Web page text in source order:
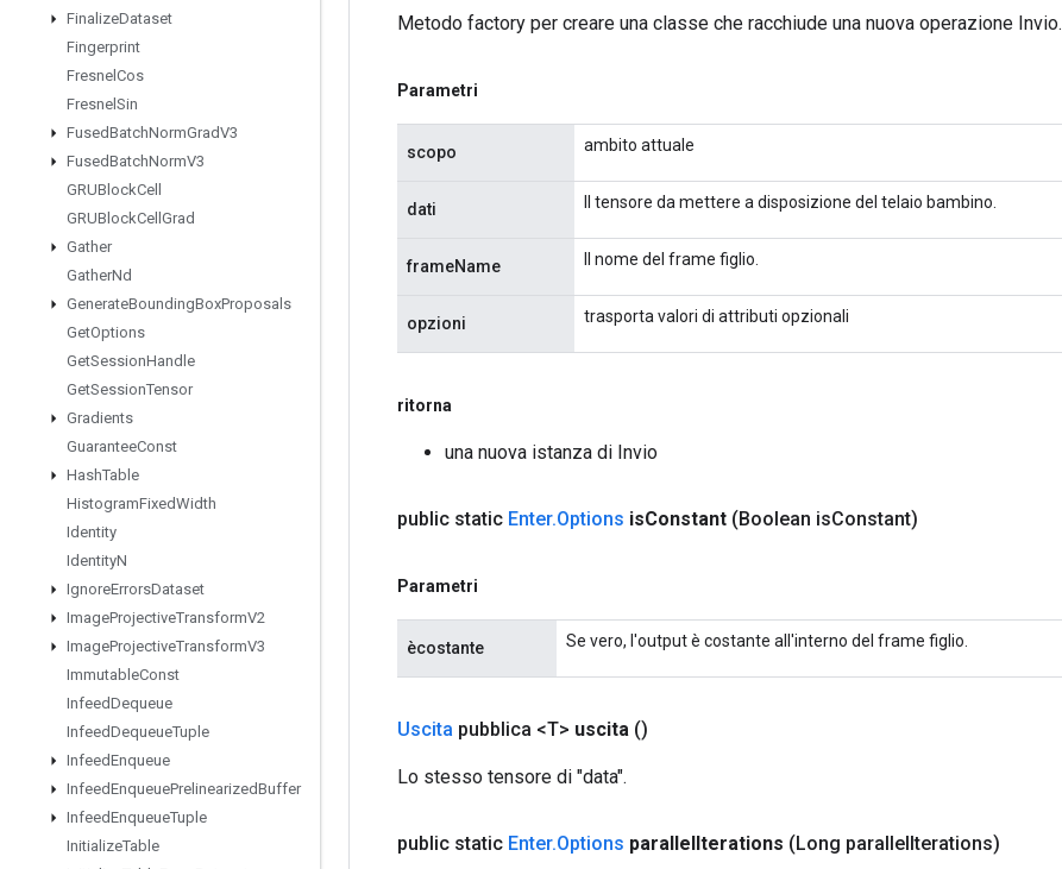
FinalizeDataset
Fingerprint
Fresnel Cos
Fresnel Sin
FusedBatchNormGradV3
FusedBatchNormV3
GRUBlockCell
GRUBlockCell Grad
Gather
GatherNd
GenerateBoundingBoxProposals
GetOptions
GetSessionHandle
GetSessionTensor
Gradients
GuaranteeConst
HashTable
HistogramFixedWidth
Identity
IdentityN
IgnoreErrorsDataset
ImageProjectiveTransformV2
ImageProjectiveTransformV3
ImmutableConst
InfeedDequeue
InfeedDequeueTuple
InfeedEnqueue
InfeedEnqueuePrelinearizedBuffer
InfeedEnqueueTuple
InitializeTable
Metodo factory per creare una classe che racchiude una nuova operazione Invio.
Parametri
scopo ambito attuale
dati Il tensore da mettere a disposizione del telaio bambino.
frameName Il nome del frame figlio.
opzioni trasporta valori di attributi opzionali
ritorna
una nuova istanza di Invio
public static Enter.Options isConstant (Boolean isConstant)
Parametri
ècostante Se vero, l'output è costante all'interno del frame figlio.
Uscita pubblica <T> uscita ()
Lo stesso tensore di "data".
public static Enter.Options parallelIterations (Long parallelIterations)